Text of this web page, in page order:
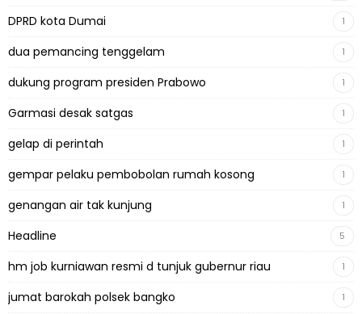
DPRD kota Dumai 1
dua pemancing tenggelam 1
dukung program presiden Prabowo 1
Garmasi desak satgas 1
gelap di perintah 1
gempar pelaku pembobolan rumah kosong 1
genangan air tak kunjung 1
Headline 5
hm job kurniawan resmi d tunjuk gubernur riau 1
jumat barokah polsek bangko 1